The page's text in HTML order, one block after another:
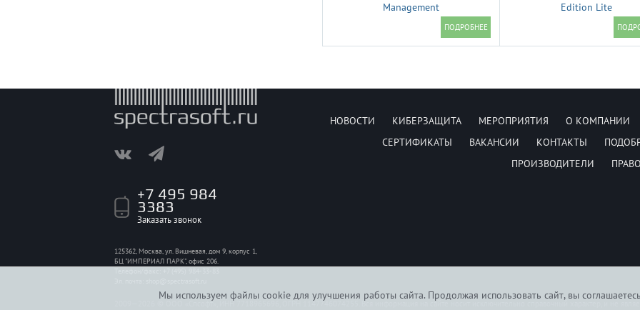
Мы используем файлы cookie для улучшения работы сайта. Продолжая использовать сайт, вы
Management
Edition Lite
+7 495 984
3383
Заказать звонок
125362, Москва, ул. Вишневая, дом 9, корпус 1,
БЦ "ИМПЕРИАЛ ПАРК", офис 206.
НОВОСТИ КИБЕРЗАЩИТА МЕРОПРИЯТИЯ
О КОМПАНИИ
СЕРТИФИКАТЫ
ВАКАНСИИ КОНТАКТЫ
ПРОИЗВОДИТЕЛИ
2009—2026 © ООО «Спсофт», ИНН 7718965696, ОГРН 1147746074255. Вся информация на сайте носит исключительно справочный характер, и не